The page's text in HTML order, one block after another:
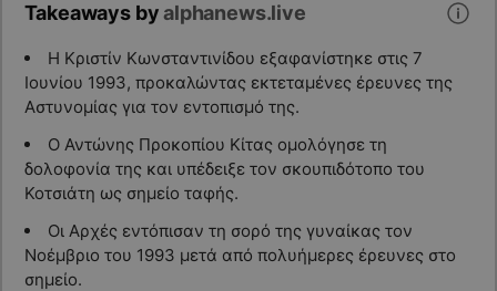
Takeaways byalphanews.live
Η Κριστίν Κωνσταντινίδου εξαφανίστηκε στις 7
Ιουνίου 1993, προκαλώντας εκτεταμένες έρευνες της
Αστυνομίας για τον εντοπισμό της.
Ο Αντώνης Προκοπίου Κίτας ομολόγησε τη
δολοφονία της και υπέδειξε τον σκουπιδότοπο του
Κοτσιάτη ως σημείο ταφής.
Οι Αρχές εντόπισαν τη σορό της γυναίκας τον
Νοέμβριο του 1993 μετά από πολυήμερες έρευνες στο
σημείο.